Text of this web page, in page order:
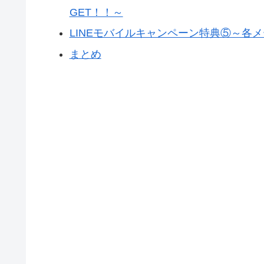
GET！！～
LINEモバイルキャンペーン特典⑤～各
まとめ